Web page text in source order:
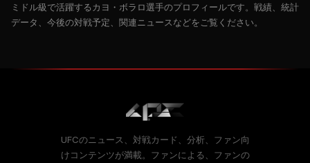
ミドル級で活躍するカヨ・ボラロ選手のプロフィールです。戦績、統計
データ、今後の対戦予定、関連ニュースなどをご覧ください。
UFCのニュース、対戦カード、分析、ファン向
けコンテンツが満載。ファンによる、ファンの